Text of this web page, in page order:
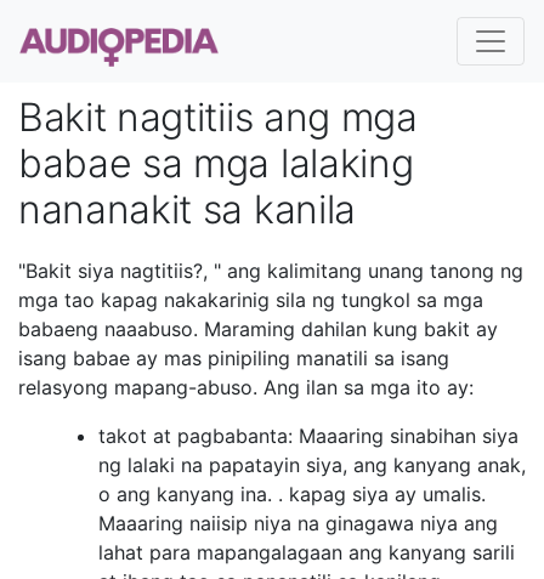
Bakit nagtitiis ang mga
babae sa mga lalaking
nananakit sa kanila
"Bakit siya nagtitiis?, " ang kalimitang unang tanong ng
mga tao kapag nakakarinig sila ng tungkol sa mga
babaeng naaabuso. Maraming dahilan kung bakit ay
isang babae ay mas pinipiling manatili sa isang
relasyong mapang-abuso. Ang ilan sa mga ito ay:
takot at pagbabanta: Maaaring sinabihan siya
ng lalaki na papatayin siya, ang kanyang anak,
o ang kanyang ina. . kapag siya ay umalis.
Maaaring naiisip niya na ginagawa niya ang
lahat para mapangalagaan ang kanyang sarili